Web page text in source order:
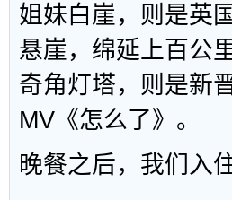
姐妹白崖，则是英
悬崖，绵延上百公
奇角灯塔，则是新
MV《怎么了》。
晚餐之后，我们入